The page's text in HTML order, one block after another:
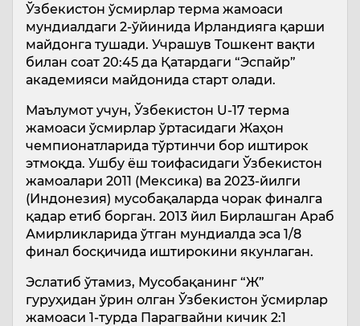
Ўзбекистон ўсмирлар терма жамоаси
мундиалдаги 2-ўйинида Ирландияга қарши
майдонга тушади. Учрашув Тошкент вақти
билан соат 20:45 да Қатардаги “Эспайр”
академияси майдонида старт олади.
Маълумот учун, Ўзбекистон U-17 терма
жамоаси ўсмирлар ўртасидаги Жаҳон
чемпионатларида тўртинчи бор иштирок
этмоқда. Ушбу ёш тоифасидаги Ўзбекистон
жамоалари 2011 (Мексика) ва 2023-йилги
(Индонезия) мусобақаларда чорак финалга
қадар етиб борган. 2013 йил Бирлашган Араб
Амирликларида ўтган мундиалда эса 1/8
финал босқичида иштирокини якунлаган.
Эслатиб ўтамиз, Мусобақанинг “Ж”
гуруҳидан ўрин олган Ўзбекистон ўсмирлар
жамоаси 1-турда Парагвайни кичик 2:1